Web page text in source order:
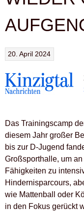
20. April 2024
Das Trainingscamp
diesem Jahr großer
bis zur D-Jugend
Großsporthalle, um
Fähigkeiten zu
Hindernisparcours,
wie Mattenball oder
in den Fokus gerückt